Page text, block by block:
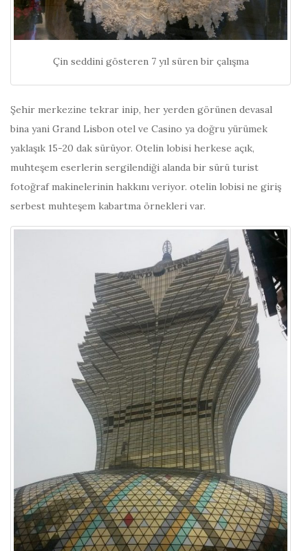
Çin seddini gösteren 7 yıl süren bir çalışma
Şehir merkezine tekrar inip, her yerden görünen devasal
bina yani Grand Lisbon otel ve Casino ya doğru yürümek
yaklaşık 15-20 dak sürüyor. Otelin lobisi herkese açık,
muhteşem eserlerin sergilendiği alanda bir sürü turist
fotoğraf makinelerinin hakkını veriyor. otelin lobisi ne giriş
serbest muhteşem kabartma örnekleri var.